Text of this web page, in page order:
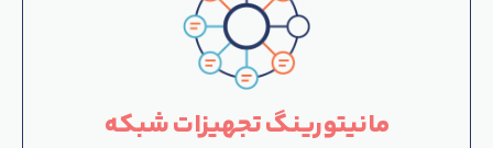
مانیتورینگ تجهیزات شبکه